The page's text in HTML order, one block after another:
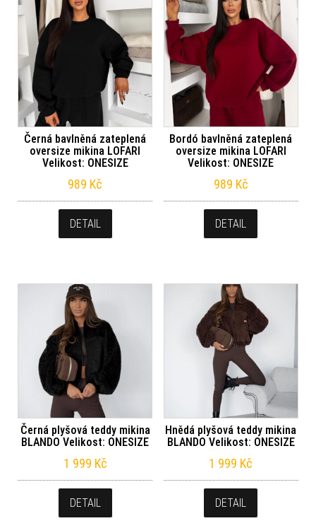
Černá bavlněná zateplená
oversize mikina LOFARI
Velikost: ONESIZE
989 Kč
DETAIL
Bordó bavlněná zateplená
oversize mikina LOFARI
Velikost: ONESIZE
989 Kč
DETAIL
Černá plyšová teddy mikina
BLANDO Velikost: ONESIZE
1 999 Kč
DETAIL
Hnědá plyšová teddy mikina
BLANDO Velikost: ONESIZE
1 999 Kč
DETAIL